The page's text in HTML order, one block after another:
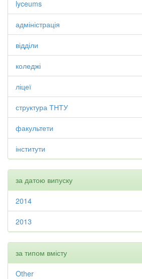
lyceums
адміністрація
відділи
коледжі
ліцеї
структура ТНТУ
факультети
інститути
за датою випуску
2014
2013
за типом вмісту
Other